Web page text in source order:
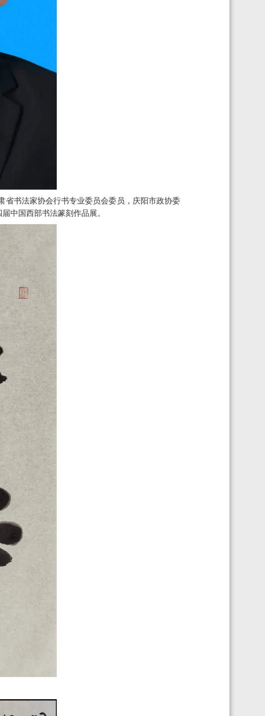
省书法家协会行书专业委员会委员，庆阳市政协委
中国西部书法篆刻作品展。